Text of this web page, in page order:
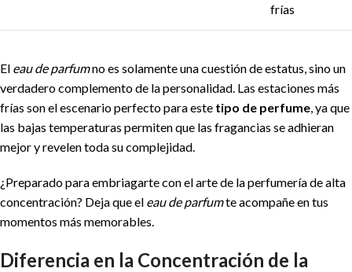
frías
El eau de parfumno es solamente una cuestión de estatus, sino un
verdadero complemento de la personalidad. Las estaciones más
frías son el escenario perfecto para este tipo de perfume , ya que
las bajas temperaturas permiten que las fragancias se adhieran
mejor y revelen toda su complejidad.
¿Preparado para embriagarte con el arte de la perfumería de alta
concentración? Deja que el eau de parfumte acompañe en tus
momentos más memorables.
Diferencia en la Concentración de la